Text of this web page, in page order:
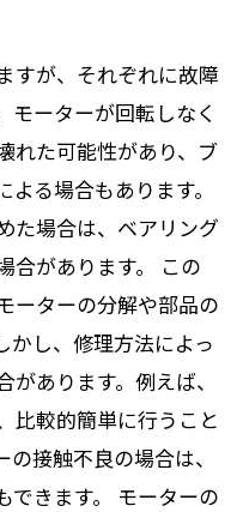
すが、それぞれに故障
モーターが回転しなく
れた可能性があり、ブ
る場合もあります。
た場合は、ベアリング
合があります。 この
ーターの分解や部品の
かし、修理方法によっ
あります。例えば、
比較的簡単に行うこと
接触不良の場合は、
できます。 モーターの